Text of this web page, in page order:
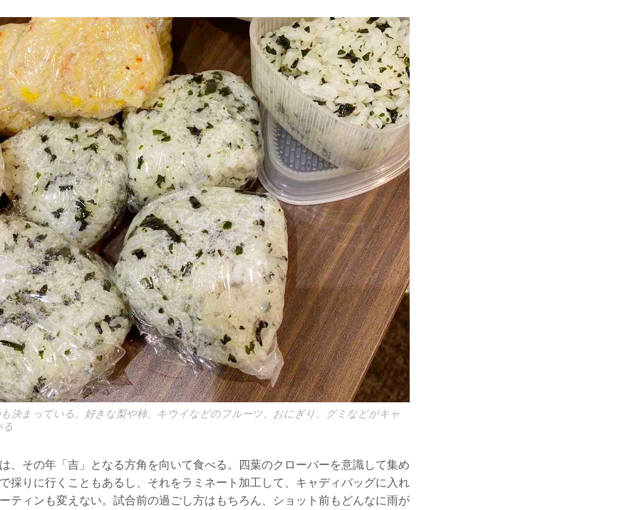
決まっている。好きな梨や柿、キウイなどのフルーツ、おにぎり、グミなどがキャ
、その年「吉」となる方角を向いて食べる。四葉のクローバーを意識して集め
採りに行くこともあるし、それをラミネート加工して、キャディバッグに入れ
ティンも変えない。試合前の過ごし方はもちろん、ショット前もどんなに雨が